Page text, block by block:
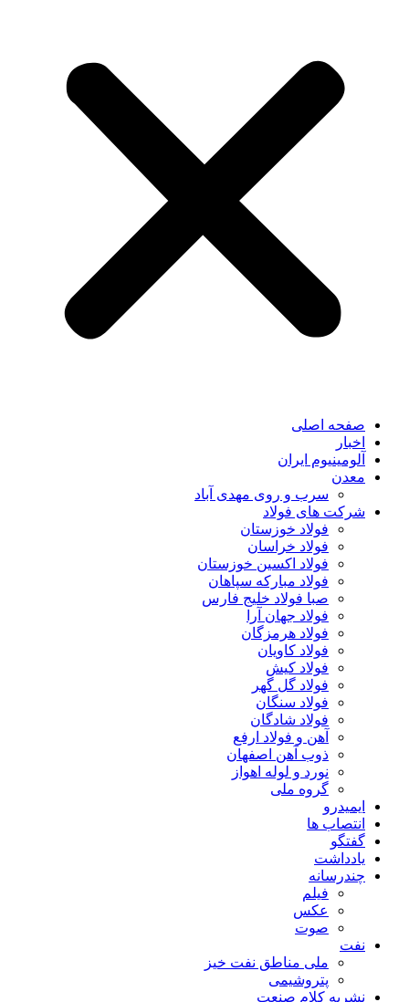
صفحه اصلی
اخبار
آلومینیوم ایران
معدن
سرب و روی مهدی آباد
شرکت های فولاد
فولاد خوزستان
فولاد خراسان
فولاد اکسین خوزستان
فولاد مبارکه سپاهان
صبا فولاد خلیج فارس
فولاد جهان آرا
فولاد هرمزگان
فولاد کاویان
فولاد کیش
فولاد گل گهر
فولاد سنگان
فولاد شادگان
آهن و فولاد ارفع
ذوب آهن اصفهان
نورد و لوله اهواز
گروه ملی
ایمیدرو
انتصاب ها
گفتگو
یادداشت
چندرسانه
فیلم
عکس
صوت
نفت
ملی مناطق نفت خیز
پتروشیمی
نشریه کلام صنعت